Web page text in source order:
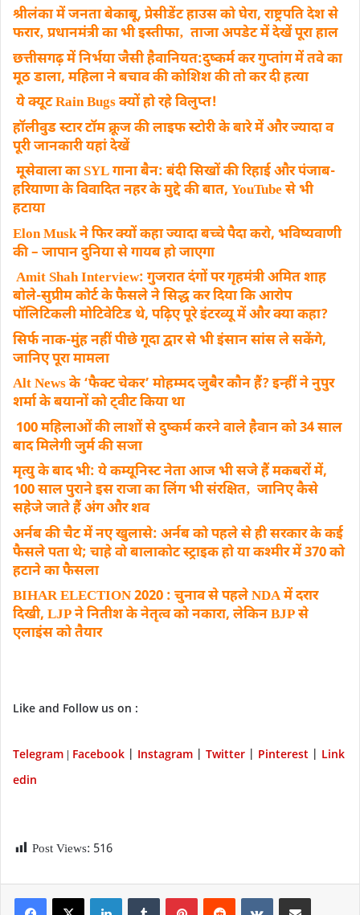
श्रीलंका में जनता बेकाबू, प्रेसीडेंट हाउस को घेरा, राष्ट्रपति देश से
फरार‚ प्रधानमंत्री का भी इस्तीफा‚ ताजा अपडेट में देखें पूरा हाल
छत्तीसगढ़ में निर्भया जैसी हैवानियत:दुष्कर्म कर गुप्तांग में तवे का
मूठ डाला, महिला ने बचाव की कोशिश की तो कर दी हत्या
ये क्यूट Rain Bugs क्यों हो रहे विलुप्त!
हॉलीवुड स्टार टॉम क्रूज की लाइफ स्टोरी के बारे में और ज्यादा व
पूरी जानकारी यहां देखें
मूसेवाला का SYL गाना बैन: बंदी सिखों की रिहाई और पंजाब-
हरियाणा के विवादित नहर के मुद्दे की बात, YouTube से भी
हटाया
Elon Musk ने फिर क्यों कहा ज्यादा बच्चे पैदा करो, भविष्यवाणी
की – जापान दुनिया से गायब हो जाएगा
Amit Shah Interview: गुजरात दंगों पर गृहमंत्री अमित शाह
बोले-सुप्रीम कोर्ट के फैसले ने सिद्ध कर दिया कि आरोप
पॉलिटिकली मोटिवेटिड थे, पढ़िए पूरे इंटरव्यू में और क्या कहा?
सिर्फ नाक-मुंह नहीं पीछे गूदा द्वार से भी इंसान सांस ले सकेंगे,
जानिए पूरा मामला
Alt News के ‘फैक्ट चेकर’ मोहम्मद जुबैर कौन हैं? इन्हीं ने नुपुर
शर्मा के बयानों को ट्वीट किया था
100 महिलाओं की लाशों से दुष्कर्म करने वाले हैवान को 34 साल
बाद मिलेगी जुर्म की सजा
मृत्यु के बाद भी: ये कम्यूनिस्ट नेता आज भी सजे हैं मकबरों में,
100 साल पुराने इस राजा का लिंग भी संरक्षित‚ जानिए कैसे
सहेजे जाते हैं अंग और शव
अर्नब की चैट में नए खुलासे: अर्नब को पहले से ही सरकार के कई
फैसले पता थे; चाहे वो बालाकोट स्ट्राइक हो या कश्मीर में 370 को
हटाने का फैसला
BIHAR ELECTION 2020 : चुनाव से पहले NDA में दरार
दिखी, LJP ने नितीश के नेतृत्व को नकारा, लेकिन BJP से
एलाइंस को तैयार
Like and Follow us on :
Telegram Facebook Instagram Twitter Pinterest
Link
edin
Post Views: 516